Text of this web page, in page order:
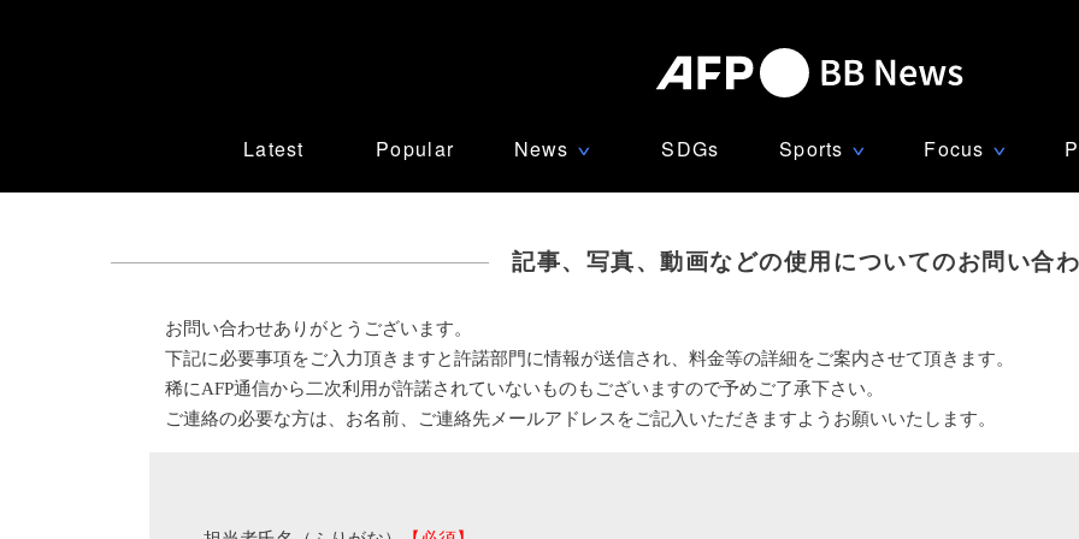
Latest Popular News ∨ SDGs Sports ∨ Focus ∨
記事、写真、動画などの使用についてのお問い合
お問い合わせありがとうございます。
下記に必要事項をご入力頂きますと許諾部門に情報が送信され、料金等の詳細をご案内させて頂きます。
稀にAFP通信から二次利用が許諾されていないものもございますので予めご了承下さい。
ご連絡の必要な方は、お名前、ご連絡先メールアドレスをご記入いただきますようお願いいたします。